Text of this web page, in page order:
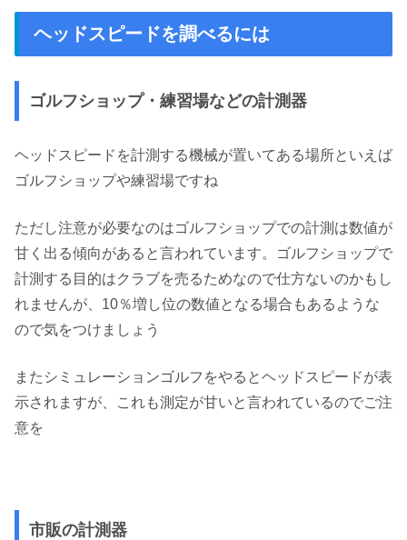
ヘッドスピードを調べるには
ゴルフショップ・練習場などの計測器
ヘッドスピードを計測する機械が置いてある場所といえば
ゴルフショップや練習場ですね
ただし注意が必要なのはゴルフショップでの計測は数値が
甘く出る傾向があると言われています。ゴルフショップで
計測する目的はクラブを売るためなので仕方ないのかもし
れませんが、10％増し位の数値となる場合もあるような
ので気をつけましょう
またシミュレーションゴルフをやるとヘッドスピードが表
示されますが、これも測定が甘いと言われているのでご注
意を
市販の計測器